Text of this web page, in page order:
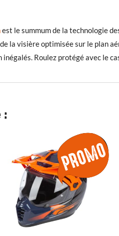
est le summum de la technologie
la visière optimisée sur le plan
Roulez protégé avec le
: